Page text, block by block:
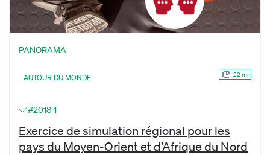
PANORAMA
AUTOUR DU MONDE 22 mn
#2018-1
Exercice de simulation régional pour les
pays du Moyen-Orient et d’Afrique du Nord